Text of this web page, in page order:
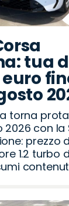
tua
euro
torna
con la
prezzo
1.2 turbo